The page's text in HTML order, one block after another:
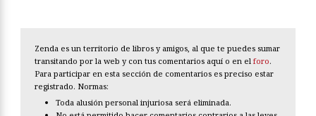
Zenda es un territorio de libros y amigos, al que te puedes sumar
transitando por la web y con tus comentarios aquí o en el foro.
Para participar en esta sección de comentarios es preciso estar
registrado. Normas:
Toda alusión personal injuriosa será eliminada.